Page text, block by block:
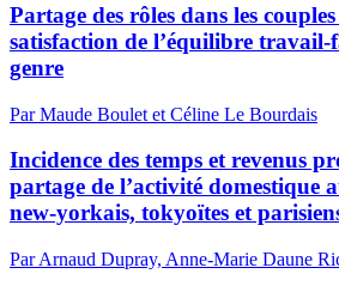
Partage des rôles dans les
satisfaction de l’équilibre travail-
genre
Par Maude Boulet et Céline Le Bourdais
Incidence des temps et revenus
partage de l’activité domestique
new-yorkais, tokyoïtes et
Par Arnaud Dupray, Anne-Marie Daune